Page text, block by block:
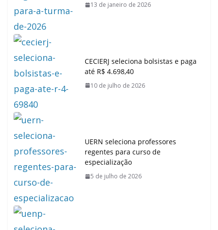
13 de janeiro de 2026
CECIERJ seleciona bolsistas e paga
até R$ 4.698,40
10 de julho de 2026
UERN seleciona professores
regentes para curso de
especialização
5 de julho de 2026